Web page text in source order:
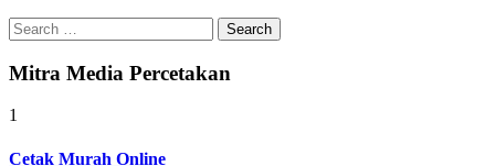
Search
for:
Mitra Media Percetakan
1
Cetak Murah Online